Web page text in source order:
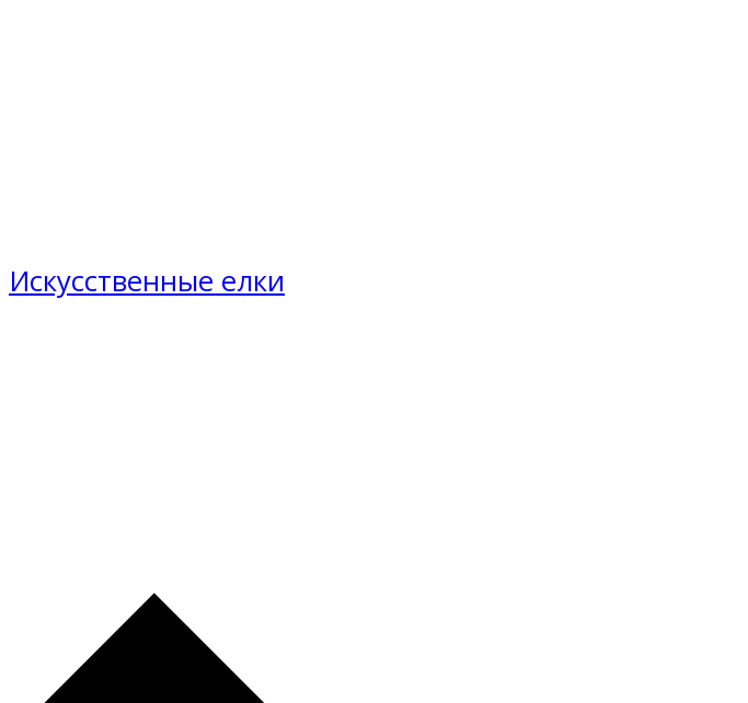
Искусственные елки